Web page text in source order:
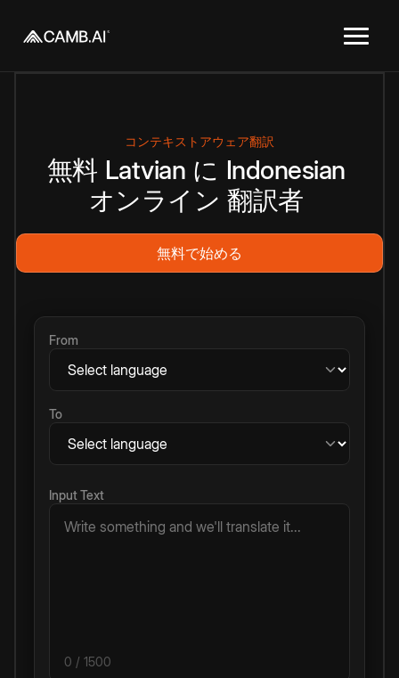
コンテキストアウェア翻訳
無料 Latvian に Indonesian
オンライン 翻訳者
無料で始める
From
To
Input Text
0 / 1500